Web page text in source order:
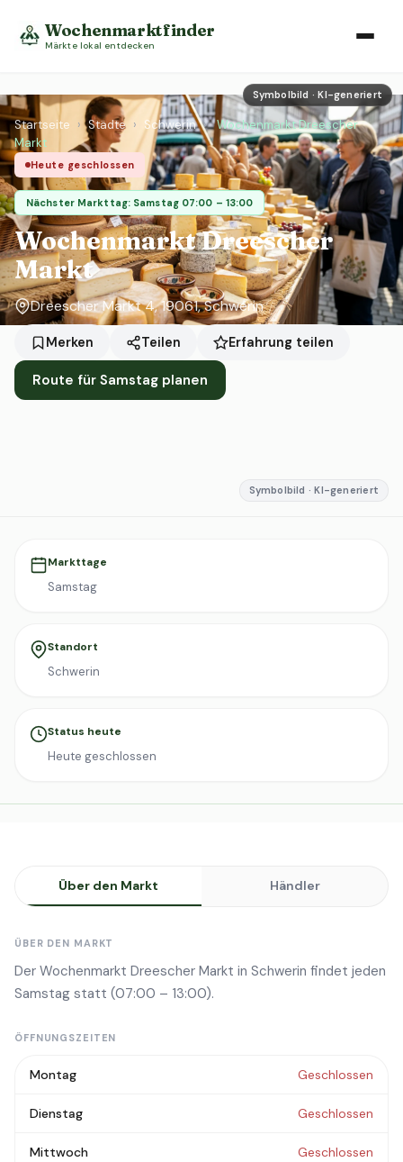
Wochenmarktfinder
Märkte lokal entdecken
Symbolbild · KI-generiert
Startseite › Städte › Schwerin ›
Wochenmarkt Dreescher
Markt
Heute geschlossen
Nächster Markttag: Samstag 07:00 – 13:00
Wochenmarkt Dreescher
Markt
Dreescher Markt 4, 19061, Schwerin
Merken Teilen Erfahrung teilen
Route für Samstag planen
Symbolbild · KI-generiert
Markttage
Samstag
Standort
Schwerin
Status heute
Heute geschlossen
Über den Markt Händler
ÜBER DEN MARKT
Der Wochenmarkt Dreescher Markt in Schwerin findet jeden
Samstag statt (07:00 – 13:00).
ÖFFNUNGSZEITEN
Montag Geschlossen
Dienstag Geschlossen
Mittwoch Geschlossen